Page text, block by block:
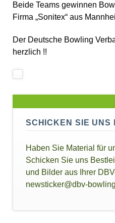
Beide Teams gewinnen
Firma „Sonitex“ aus
Der Deutsche Bowling
herzlich !!
SCHICKEN SIE UNS
Haben Sie Material für
Schicken Sie uns
und Bilder aus Ihrer
newsticker@dbv-